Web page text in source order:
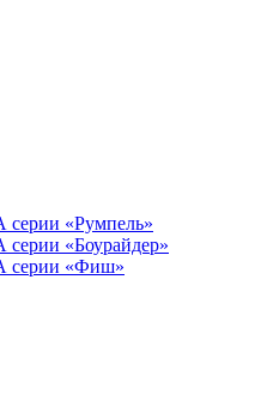
«Румпель»
«Боурайдер»
серии «Фиш»